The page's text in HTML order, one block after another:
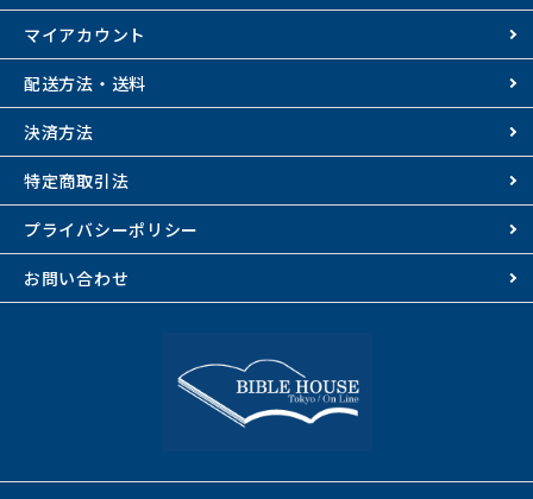
マイアカウント
配送方法・送料
決済方法
特定商取引法
プライバシーポリシー
お問い合わせ